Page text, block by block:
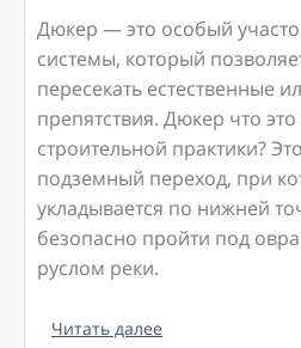
Дюкер — это особый
системы, который
пересекать естественные
препятствия. Дюкер что
строительной практики?
подземный переход, при
укладывается по нижней
безопасно пройти под
руслом реки.
Читать далее